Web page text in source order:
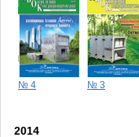
№ 4 № 3
2014